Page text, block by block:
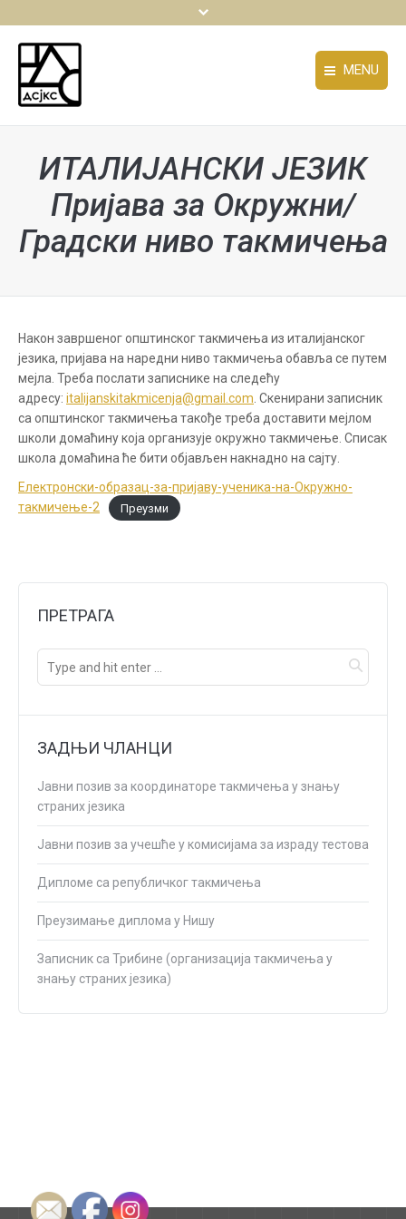
MENU
АКТИВНОСТИ
ТАКМИЧЕЊА И СМОТРЕ
ИЗДАВАШТВО
КОНФЕРЕНЦИЈЕ
КОНТАКТ
ДРУШТВО
АКТИВНОСТИ
ТАКМИЧЕЊА И СМОТРЕ
ИЗДАВАШТВО
КОНТАКТ
Glavni meni
ИТАЛИЈАНСКИ ЈЕЗИК
Пријава за Окружни/
Градски ниво такмичења
Након завршеног општинског такмичења из италијанског
језика, пријава на наредни ниво такмичења обавља се путем
мејла. Треба послати записнике на следећу
адресу: italijanskitakmicenja@gmail.com . Скенирани записник
са општинског такмичења такође треба доставити мејлом
школи домаћину која организује окружно такмичење. Списак
школа домаћина ће бити објављен накнадно на сајту.
Електронски-образац-за-пријаву-ученика-на-Окружно-
такмичење-2
Преузми
ПРЕТРАГА
ЗАДЊИ ЧЛАНЦИ
Јавни позив за координаторе такмичења у знању
страних језика
Јавни позив за учешће у комисијама за израду тестова
Дипломе са републичког такмичења
Преузимање диплома у Нишу
Записник са Трибине (организација такмичења у
знању страних језика)